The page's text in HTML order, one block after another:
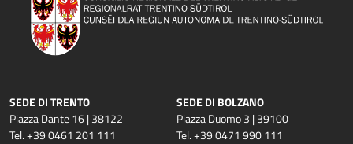
SEDE DI TRENTO
Piazza Dante 16 | 38122
Tel. +39 0461 201 111
SEDE DI BOLZANO
Piazza Duomo 3 | 39100
Tel. +39 0471 990 111